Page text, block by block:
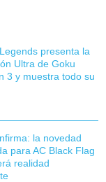
presenta la
Ultra de Goku
3 y muestra todo su
la novedad
para AC Black Flag
realidad